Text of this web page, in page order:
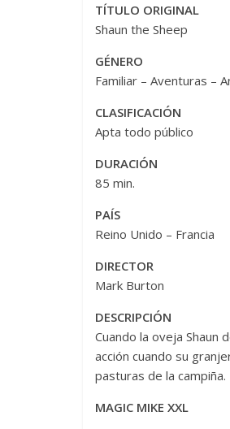
TÍTULO ORIGINAL
Shaun the Sheep
GÉNERO
Familiar – Aventuras –
CLASIFICACIÓN
Apta todo público
DURACIÓN
85 min.
PAÍS
Reino Unido – Francia
DIRECTOR
Mark Burton
DESCRIPCIÓN
Cuando la oveja
acción cuando su
pasturas de la campiña.
MAGIC MIKE XXL